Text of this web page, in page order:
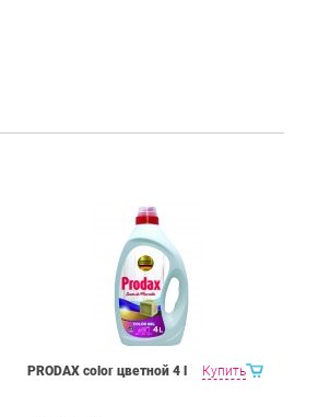
Купить
PRODAX color цветной 4 l